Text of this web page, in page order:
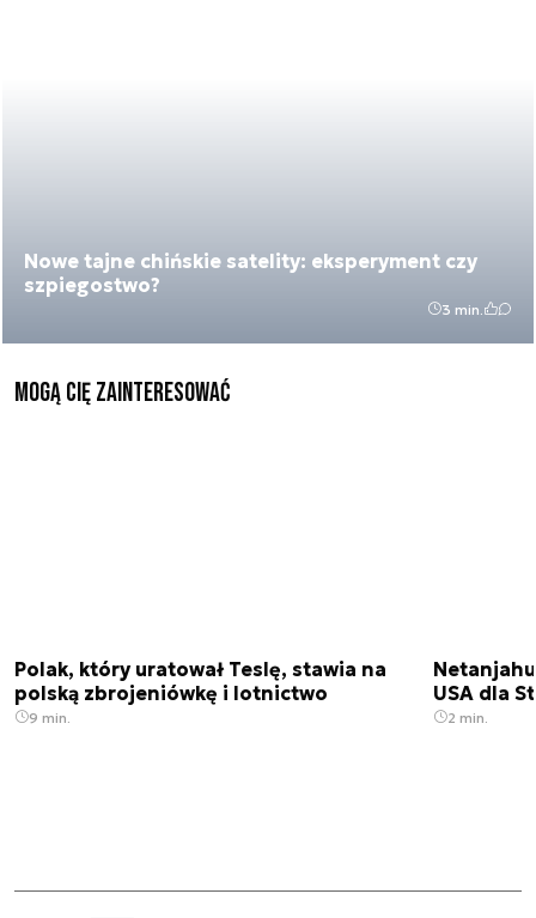
Nowe tajne chińskie satelity: eksperyment czy
szpiegostwo?
3 min.
Mogą Cię zainteresować
Polak, który uratował Teslę, stawia na
polską zbrojeniówkę i lotnictwo
9 min.
USA dla
2 min.